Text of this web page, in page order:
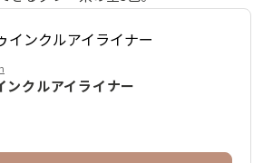
ンクルアイライナー